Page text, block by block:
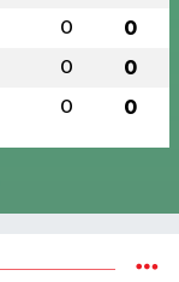
0 0
0 0
0 0